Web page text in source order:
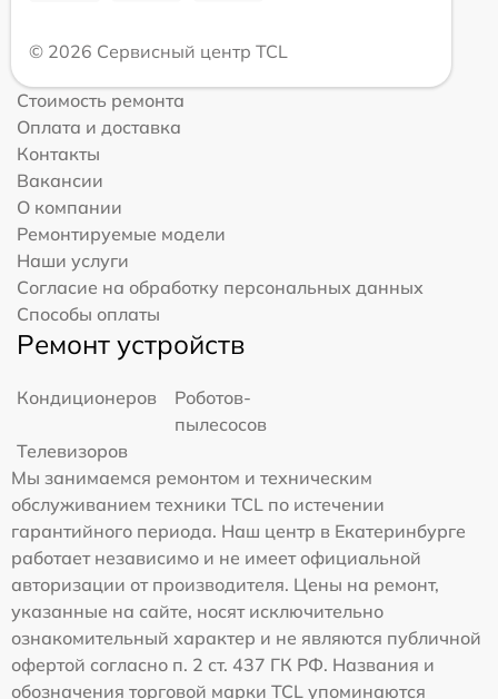
© 2026 Сервисный центр TCL
Стоимость ремонта
Оплата и доставка
Контакты
Вакансии
О компании
Ремонтируемые модели
Наши услуги
Согласие на обработку персональных данных
Способы оплаты
Ремонт устройств
Кондиционеров
Роботов-
пылесосов
Телевизоров
Мы занимаемся ремонтом и техническим
обслуживанием техники TCL по истечении
гарантийного периода. Наш центр в Екатеринбурге
работает независимо и не имеет официальной
авторизации от производителя. Цены на ремонт,
указанные на сайте, носят исключительно
ознакомительный характер и не являются публичной
офертой согласно п. 2 ст. 437 ГК РФ. Названия и
обозначения торговой марки TCL упоминаются